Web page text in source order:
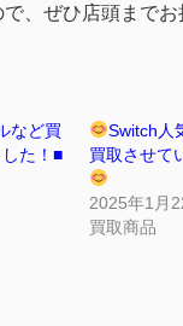
、ぜひ店頭までお
など買
た！■
Switch人
買取させて
2025年1月
買取商品